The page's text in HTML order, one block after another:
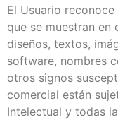
El Usuario
que se muestran en
diseños, textos,
software, nombres
otros signos
comercial están
Intelectual y todas